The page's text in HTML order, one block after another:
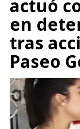
actuó
en
tras
Paseo